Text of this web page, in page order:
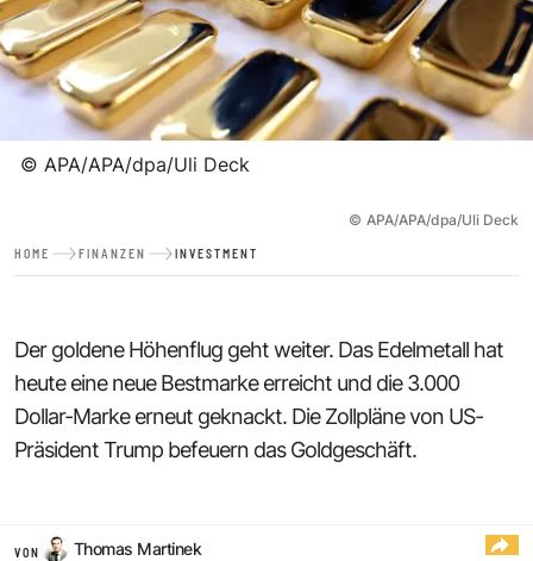
© APA/APA/dpa/Uli Deck
© APA/APA/dpa/Uli Deck
HOME FINANZEN INVESTMENT
Der goldene Höhenflug geht weiter. Das Edelmetall hat
heute eine neue Bestmarke erreicht und die 3.000
Dollar-Marke erneut geknackt. Die Zollpläne von US-
Präsident Trump befeuern das Goldgeschäft.
VON Thomas Martinek